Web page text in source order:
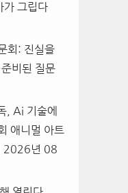
가 그립다
회: 진실을
비된 질문
, Ai 기술에
애니멀 아트
2026년 08